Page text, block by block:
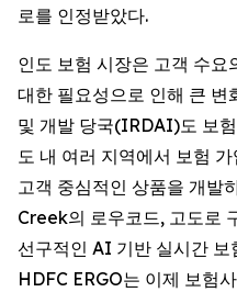
로를 인정받았다.
인도 보험 시장은 고객 수요
대한 필요성으로 인해 큰 변
및 개발 당국(IRDAI)도 보
도 내 여러 지역에서 보험
고객 중심적인 상품을 개발
Creek의 로우코드, 고도로
선구적인 AI 기반 실시간
HDFC ERGO는 이제 보험